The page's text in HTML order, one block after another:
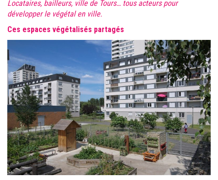
Locataires, bailleurs, ville de Tours… tous acteurs pour
développer le végétal en ville.
Ces espaces végétalisés partagés